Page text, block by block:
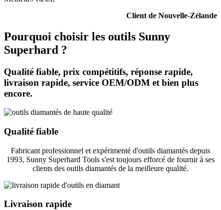
Client de Nouvelle-Zélande
Pourquoi choisir les outils Sunny
Superhard ?
Qualité fiable, prix compétitifs, réponse rapide,
livraison rapide, service OEM/ODM et bien plus
encore.
Qualité fiable
Fabricant professionnel et expérimenté d'outils diamantés depuis
1993, Sunny Superhard Tools s'est toujours efforcé de fournir à ses
clients des outils diamantés de la meilleure qualité.
Livraison rapide